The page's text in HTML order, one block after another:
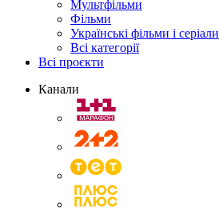
Мультфільми
Фільми
Українські фільми і серіали
Всі категорії
Всі проєкти
Канали